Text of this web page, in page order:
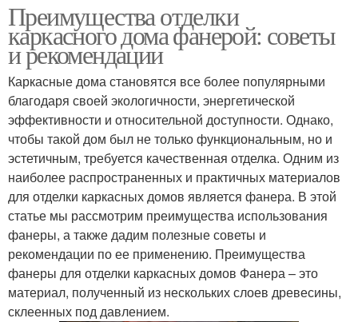
Преимущества отделки
каркасного дома фанерой: советы
и рекомендации
Каркасные дома становятся все более популярными
благодаря своей экологичности, энергетической
эффективности и относительной доступности. Однако,
чтобы такой дом был не только функциональным, но и
эстетичным, требуется качественная отделка. Одним из
наиболее распространенных и практичных материалов
для отделки каркасных домов является фанера. В этой
статье мы рассмотрим преимущества использования
фанеры, а также дадим полезные советы и
рекомендации по ее применению. Преимущества
фанеры для отделки каркасных домов Фанера – это
материал, полученный из нескольких слоев древесины,
склеенных под давлением.